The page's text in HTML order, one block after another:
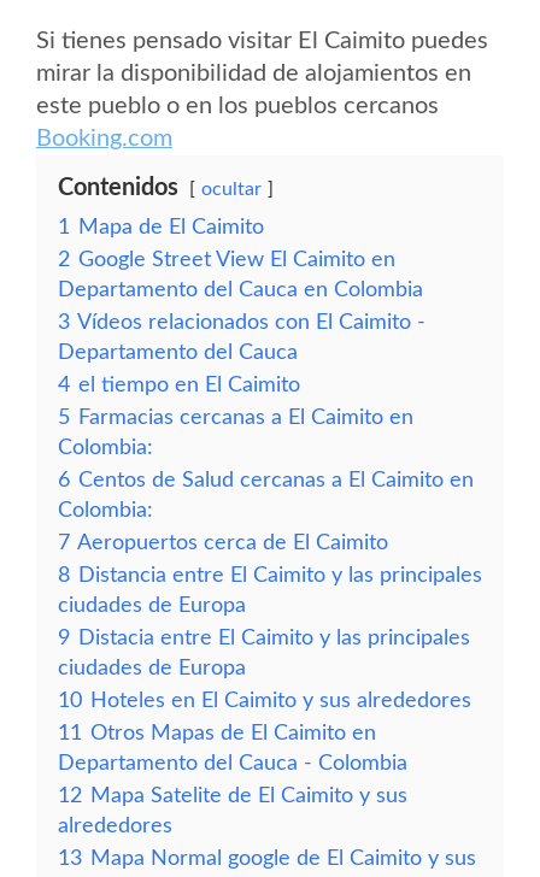
Si tienes pensado visitar El Caimito puedes
mirar la disponibilidad de alojamientos en
este pueblo o en los pueblos cercanos
Booking.com
Contenidos ocultar
1
Mapa de El Caimito
2 Google Street View El Caimito en
Departamento del Cauca en Colombia
3 Vídeos relacionados con El Caimito -
Departamento del Cauca
4 el tiempo en El Caimito
5 Farmacias cercanas a El Caimito en
Colombia:
6 Centos de Salud cercanas a El Caimito en
Colombia:
7 Aeropuertos cerca de El Caimito
8 Distancia entre El Caimito y las principales
ciudades de Europa
9 Distacia entre El Caimito y las principales
ciudades de Europa
10 Hoteles en El Caimito y sus alrededores
11 Otros Mapas de El Caimito en
Departamento del Cauca - Colombia
12 Mapa Satelite de El Caimito y sus
alrededores
13 Mapa Normal google de El Caimito y sus